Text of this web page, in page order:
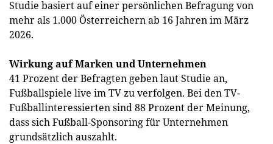
Studie basiert auf einer persönlichen Befragung von
mehr als 1.000 Österreichern ab 16 Jahren im März
2026.
Wirkung auf Marken und Unternehmen
41 Prozent der Befragten geben laut Studie an,
Fußballspiele live im TV zu verfolgen. Bei den TV-
Fußballinteressierten sind 88 Prozent der Meinung,
dass sich Fußball-Sponsoring für Unternehmen
grundsätzlich auszahlt.